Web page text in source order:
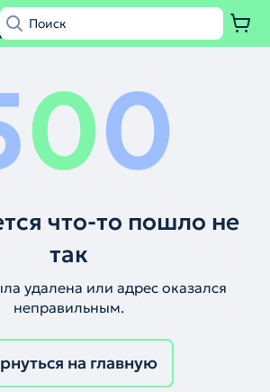
00
что-то пошло не
так
удалена или адрес оказался
неправильным.
на главную